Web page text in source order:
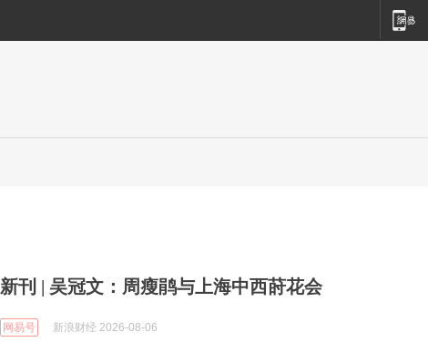
新刊 | 吴冠文：周瘦鹃与上海中西莳花会
网易号 新浪财经 2026-08-06